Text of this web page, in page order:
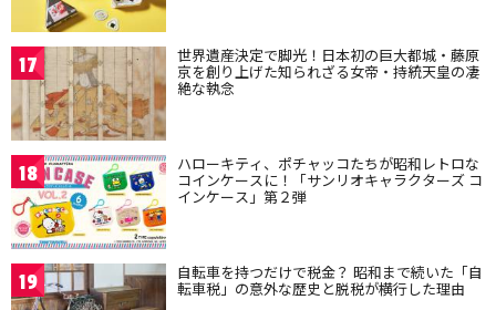
17 世界遺産決定で脚光！日本初の巨大都城・藤原
京を創り上げた知られざる女帝・持統天皇の凄
絶な執念
18 ハローキティ、ポチャッコたちが昭和レトロな
コインケースに！「サンリオキャラクターズ コ
インケース」第２弾
19 自転車を持つだけで税金？ 昭和まで続いた「自
転車税」の意外な歴史と脱税が横行した理由